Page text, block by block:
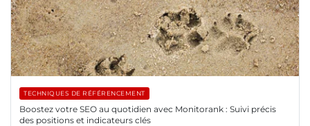
TECHNIQUES DE RÉFÉRENCEMENT
Boostez votre SEO au quotidien avec Monitorank : Suivi précis
des positions et indicateurs clés